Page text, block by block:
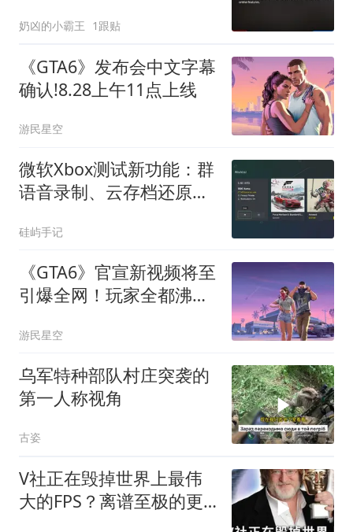
家想要的
奶凶的小霸王 1跟贴
《GTA6》发布会中文字幕
确认!8.28上午11点上线
游民星空
微软Xbox测试新功能：群
语音录制、云存档还原，
硅屿手记
《GTA6》官宣新视频将至
引爆全网！玩家全都沸腾
游民星空
乌军特种部队村庄突袭的
第一人称视角
古姿
V社正在毁掉世界上最伟
大的FPS？离谱至极的更